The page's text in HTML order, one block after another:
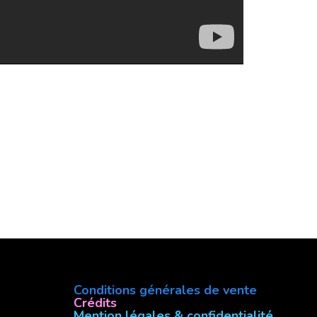
Conditions générales de vente
Crédits